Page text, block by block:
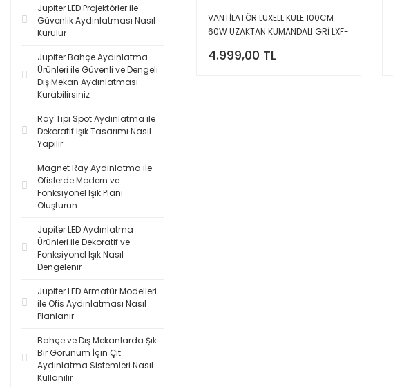
Jupiter LED Projektörler ile
Güvenlik Aydınlatması Nasıl
Kurulur
Jupiter Bahçe Aydınlatma
Ürünleri ile Güvenli ve Dengeli
Dış Mekan Aydınlatması
Kurabilirsiniz
Ray Tipi Spot Aydınlatma ile
Dekoratif Işık Tasarımı Nasıl
Yapılır
Magnet Ray Aydınlatma ile
Ofislerde Modern ve
Fonksiyonel Işık Planı
Oluşturun
Jupiter LED Aydınlatma
Ürünleri ile Dekoratif ve
Fonksiyonel Işık Nasıl
Dengelenir
Jupiter LED Armatür Modelleri
ile Ofis Aydınlatması Nasıl
Planlanır
Bahçe ve Dış Mekanlarda Şık
Bir Görünüm İçin Çit
Aydınlatma Sistemleri Nasıl
Kullanılır
VANTİLATÖR LUXELL KULE 100CM
60W UZAKTAN KUMANDALI GRİ LXF-
4.999,00 TL